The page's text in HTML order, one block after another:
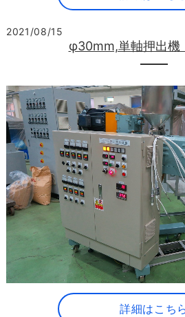
2021/08/15
φ30mm,単軸押出機
詳細はこち